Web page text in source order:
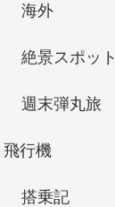
海外
絶景スポット
週末弾丸旅
飛行機
搭乗記